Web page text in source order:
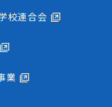
校連合会
業